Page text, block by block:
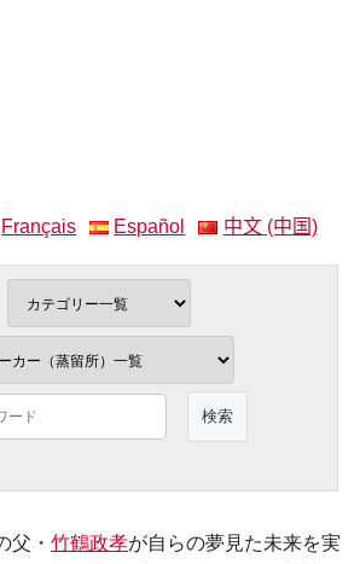
Français Español 中文 (中国)
父・ 竹鶴政孝が自らの夢見た未来を実